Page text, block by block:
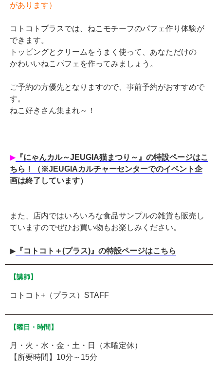
があります）
コトコトプラスでは、ねこモチーフのパフェ作り体験が
できます。
トッピングとクリームをうまく使って、あなただけの
かわいいねこパフェを作ってみましょう。
ご予約の方優先となりますので、事前予約がおすすめで
す。
ねこ好きさん集まれ～！
▶︎ 『にゃんカル～JEUGIA猫まつり～』の特設ページはこ
ちら！（※JEUGIAカルチャーセンターでのイベント企
画は終了しています）
また、店内ではいろいろな食品サンプルの雑貨も販売し
ていますのでぜひお買い物もお楽しみください。
▶︎ 『コトコト＋(プラス)』の特設ページはこちら
【講師】
コトコト+（プラス）STAFF
【曜日・時間】
月・火・水・金・土・日（木曜定休）
【所要時間】10分～15分